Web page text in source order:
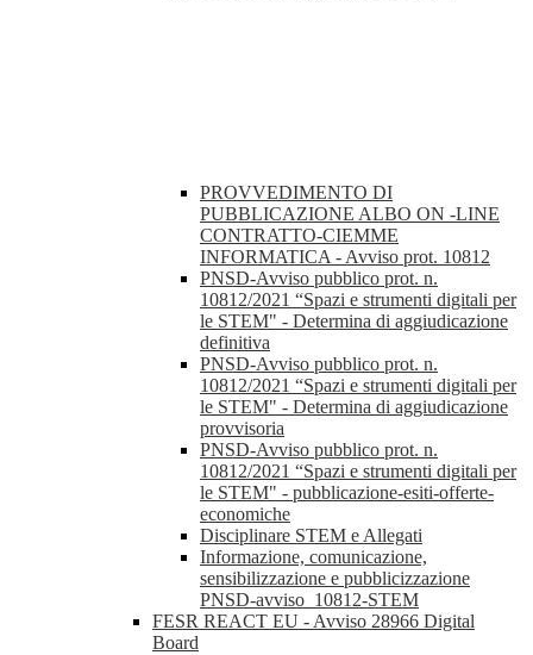
PROVVEDIMENTO DI
PUBBLICAZIONE ALBO ON -LINE
CONTRATTO-CIEMME
INFORMATICA - Avviso prot. 10812
PNSD-Avviso pubblico prot. n.
10812/2021 “Spazi e strumenti digitali per
le STEM" - Determina di aggiudicazione
definitiva
PNSD-Avviso pubblico prot. n.
10812/2021 “Spazi e strumenti digitali per
le STEM" - Determina di aggiudicazione
provvisoria
PNSD-Avviso pubblico prot. n.
10812/2021 “Spazi e strumenti digitali per
le STEM" - pubblicazione-esiti-offerte-
economiche
Disciplinare STEM e Allegati
Informazione, comunicazione,
sensibilizzazione e pubblicizzazione
PNSD-avviso_10812-STEM
FESR REACT EU - Avviso 28966 Digital
Board